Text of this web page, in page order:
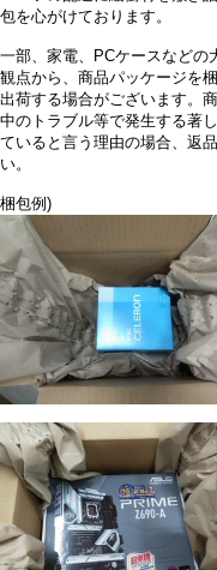
包を心がけております。
一部、家電、PCケースなどの
観点から、商品パッケージを
出荷する場合がございます。
中のトラブル等で発生する著
ていると言う理由の場合、返
い。
梱包例)